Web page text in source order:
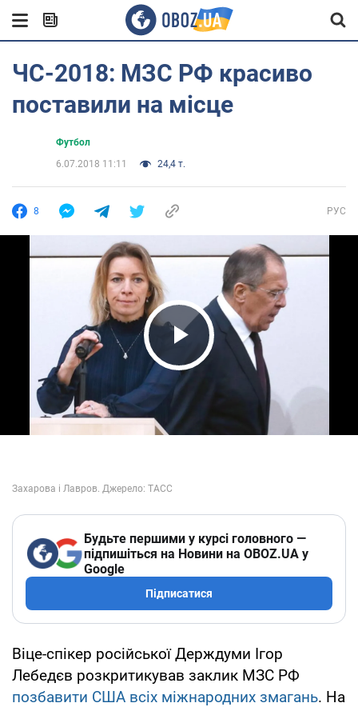
ЧС-2018: МЗС РФ красиво
поставили на місце
Футбол
6.07.2018 11:11
24,4 т.
8 РУС
Play Video
Будьте першими у курсі головного —
підпишіться на Новини на OBOZ.UA у
Google
Підписатися
Віце-спікер російської Держдуми Ігор
Лебедєв розкритикував заклик МЗС РФ
позбавити США всіх міжнародних змагань. На